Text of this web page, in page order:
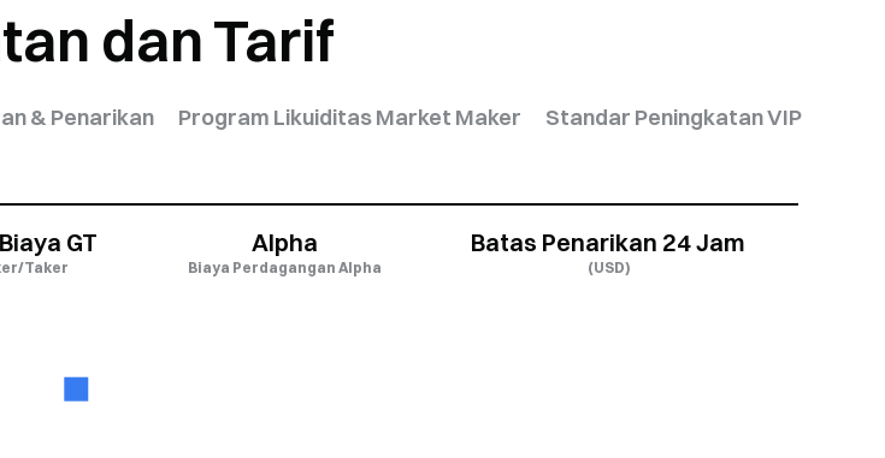
dan Tarif
& Penarikan Program Likuiditas Market Maker Standar Peningkatan VIP
GT
Taker
Alpha
Biaya Perdagangan Alpha
Batas Penarikan 24 Jam
(USD)